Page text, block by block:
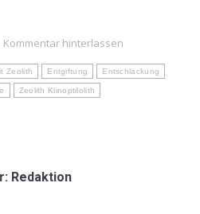
Kommentar hinterlassen
Zeolith Entgiftung Entschlackung
Zeolith Klinoptilolith
Redaktion